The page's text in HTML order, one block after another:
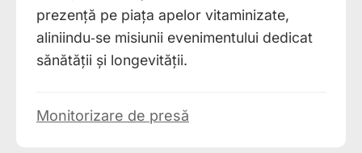
prezență pe piața apelor vitaminizate,
aliniindu‑se misiunii evenimentului dedicat
sănătății și longevității.
Monitorizare de presă